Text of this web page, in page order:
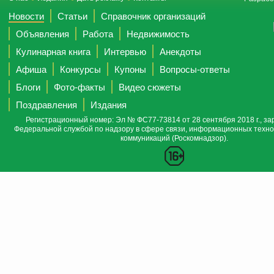
Новости Статьи
Справочник организаций
Объявления
Работа
Недвижимость
Кулинарная книга
Интервью
Анекдоты
Афиша
Конкурсы Купоны
Вопросы-ответы
Блоги
Фото-факты
Видео сюжеты
Поздравления
Издания
Регистрационный номер: Эл № ФС77-73814 от 28 сентября 2018 г.,
Федеральной службой по надзору в сфере связи, информационных
коммуникаций (Роскомнадзор).